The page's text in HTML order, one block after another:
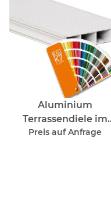
Aluminium
Terrassendiele im
Wunschfarbton nach
Preis auf Anfrage